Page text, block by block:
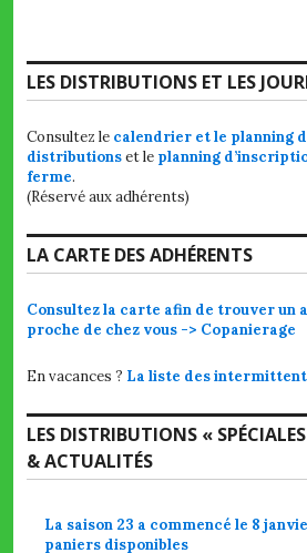
LES DISTRIBUTIONS ET LES
Consultez le calendrier et le planning
distributionset le planning
ferme.
(Réservé aux adhérents)
LA CARTE DES ADHÉRENTS
Consultez la carte afin de trouver un
proche de chez vous -> Copanierage
En vacances ? La liste des
LES DISTRIBUTIONS «
& ACTUALITÉS
La saison 23 a commencé le 8
paniers disponibles